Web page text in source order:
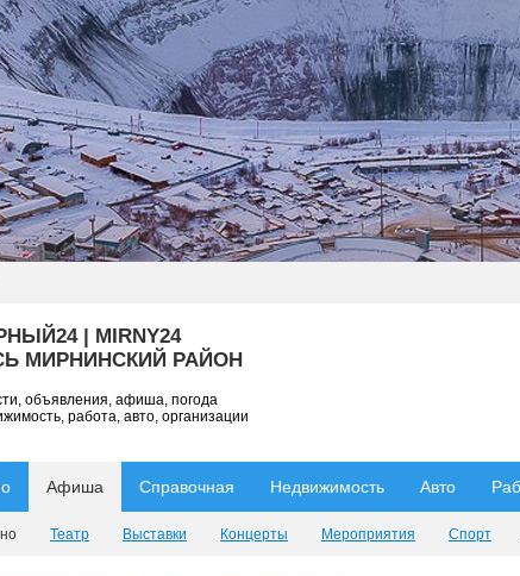
| MIRNY24
МИРНИНСКИЙ РАЙОН
объявления, афиша, погода
работа, авто, организации
Афиша Справочная Недвижимость Авто
Театр Выставки Концерты Мероприятия Спорт